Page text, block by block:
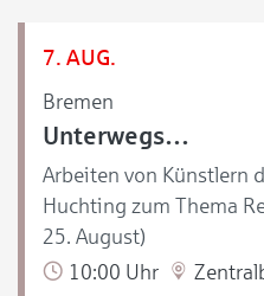
7. AUG.
Bremen
Unterwegs…
Arbeiten von Künstlern
Huchting zum Thema
25. August)
10:00 Uhr